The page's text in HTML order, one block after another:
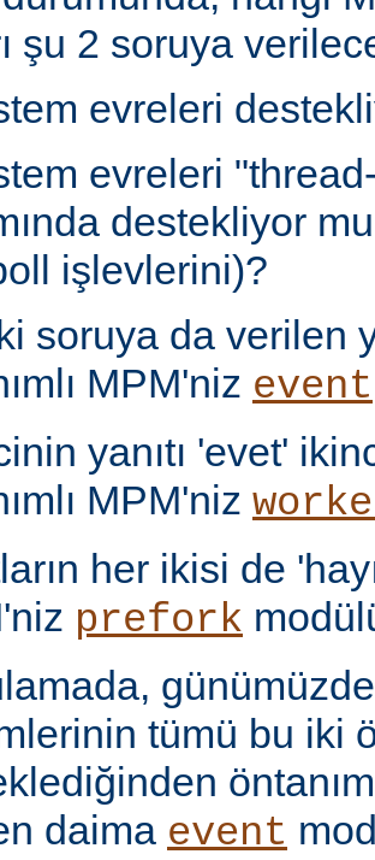
şu 2 soruya
evreleri
evreleri
destekliyor
işlevlerini)?
soruya da verilen
MPM'niz event
yanıtı 'evet'
MPM'niz
her ikisi de
prefork
tümü bu iki
daima event